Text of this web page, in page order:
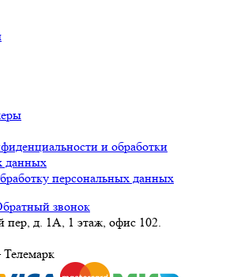
и обработки
данных
персональных данных
звонок
пер, д. 1А, 1 этаж, офис 102.